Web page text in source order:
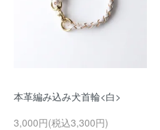
本革編み込み犬首輪<白>
3,000円(税込3,300円)